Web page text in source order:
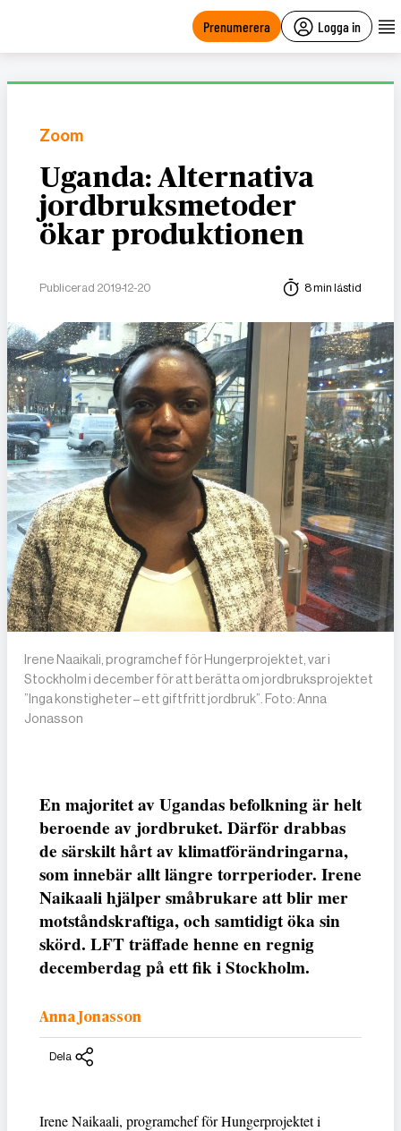
Prenumerera Logga in
Zoom
Uganda: Alternativa
jordbruksmetoder
ökar produktionen
Publicerad 2019-12-20 8 min lästid
Irene Naaikali, programchef för Hungerprojektet, var i
Stockholm i december för att berätta om jordbruksprojektet
”Inga konstigheter – ett giftfritt jordbruk”. Foto: Anna
Jonasson
En majoritet av Ugandas befolkning är helt
beroende av jordbruket. Därför drabbas
de särskilt hårt av klimatförändringarna,
som innebär allt längre torrperioder. Irene
Naikaali hjälper småbrukare att blir mer
motståndskraftiga, och samtidigt öka sin
skörd. LFT träffade henne en regnig
decemberdag på ett fik i Stockholm.
Anna Jonasson
Dela
Irene Naikaali, programchef för Hungerprojektet i